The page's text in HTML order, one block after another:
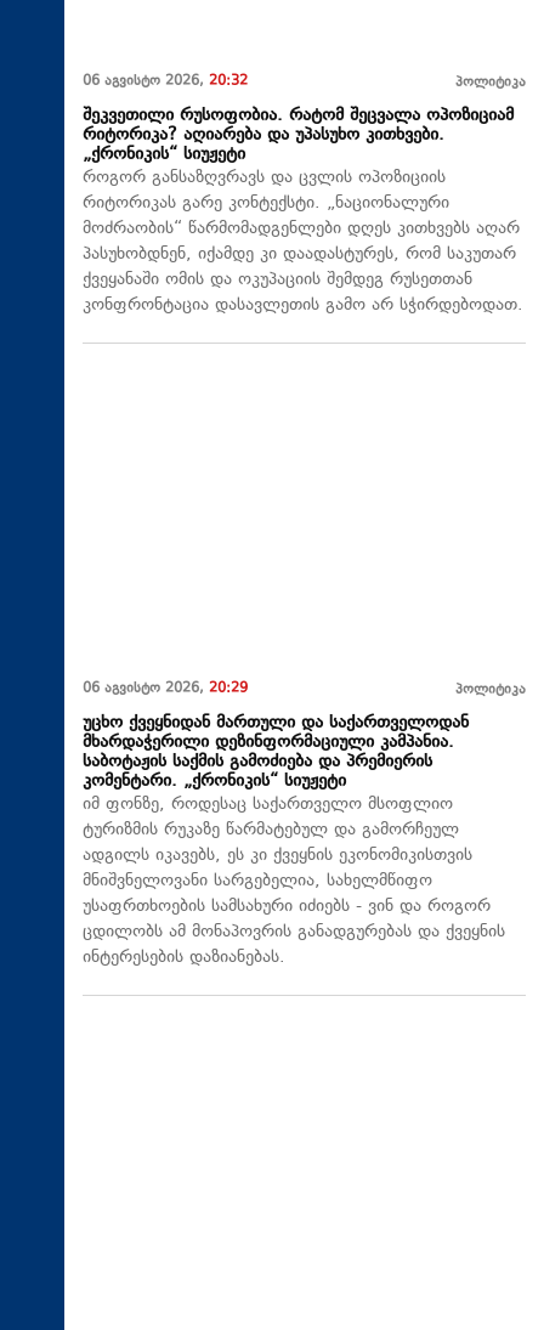
06 აგვისტო 2026, 20:32 პოლიტიკა
შეკვეთილი რუსოფობია. რატომ შეცვალა ოპოზიციამ
რიტორიკა? აღიარება და უპასუხო კითხვები.
„ქრონიკის“ სიუჟეტი
როგორ განსაზღვრავს და ცვლის ოპოზიციის
რიტორიკას გარე კონტექსტი. „ნაციონალური
მოძრაობის“ წარმომადგენლები დღეს კითხვებს აღარ
პასუხობდნენ, იქამდე კი დაადასტურეს, რომ საკუთარ
ქვეყანაში ომის და ოკუპაციის შემდეგ რუსეთთან
კონფრონტაცია დასავლეთის გამო არ სჭირდებოდათ.
06 აგვისტო 2026, 20:29 პოლიტიკა
უცხო ქვეყნიდან მართული და საქართველოდან
მხარდაჭერილი დეზინფორმაციული კამპანია.
საბოტაჟის საქმის გამოძიება და პრემიერის
კომენტარი. „ქრონიკის“ სიუჟეტი
იმ ფონზე, როდესაც საქართველო მსოფლიო
ტურიზმის რუკაზე წარმატებულ და გამორჩეულ
ადგილს იკავებს, ეს კი ქვეყნის ეკონომიკისთვის
მნიშვნელოვანი სარგებელია, სახელმწიფო
უსაფრთხოების სამსახური იძიებს - ვინ და როგორ
ცდილობს ამ მონაპოვრის განადგურებას და ქვეყნის
ინტერესების დაზიანებას.